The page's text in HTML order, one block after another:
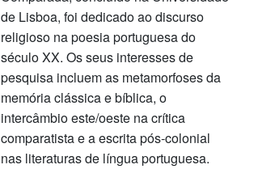
de Lisboa, foi dedicado ao discurso
religioso na poesia portuguesa do
século XX. Os seus interesses de
pesquisa incluem as metamorfoses da
memória clássica e bíblica, o
intercâmbio este/oeste na crítica
comparatista e a escrita pós-colonial
nas literaturas de língua portuguesa.